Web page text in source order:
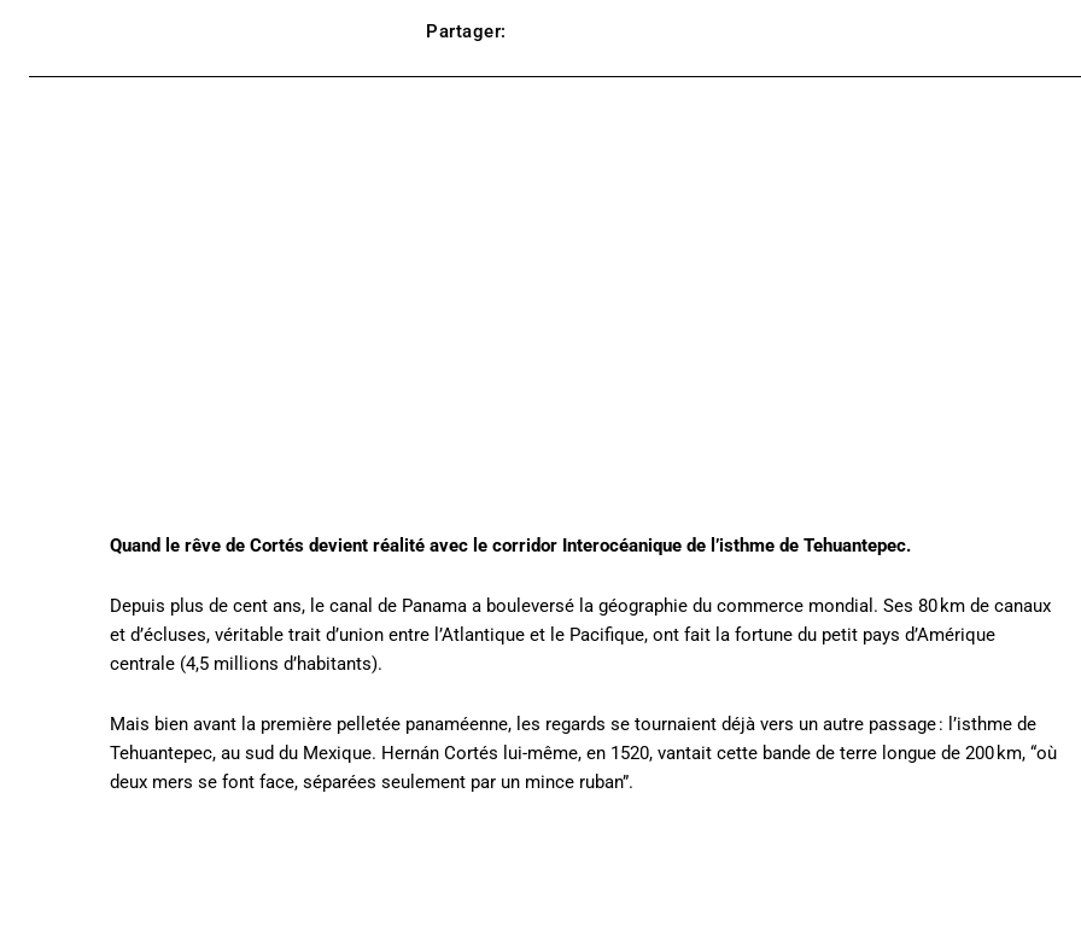
Partager:
Quand le rêve de Cortés devient réalité avec le corridor Interocéanique de l’isthme de Tehuantepec.
Depuis plus de cent ans, le canal de Panama a bouleversé la géographie du commerce mondial. Ses 80 km de canaux
et d’écluses, véritable trait d’union entre l’Atlantique et le Pacifique, ont fait la fortune du petit pays d’Amérique
centrale (4,5 millions d’habitants).
Mais bien avant la première pelletée panaméenne, les regards se tournaient déjà vers un autre passage : l’isthme de
Tehuantepec, au sud du Mexique. Hernán Cortés lui-même, en 1520, vantait cette bande de terre longue de 200 km, “où
deux mers se font face, séparées seulement par un mince ruban”.